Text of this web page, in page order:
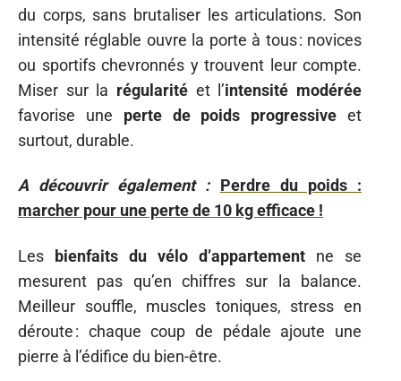
du corps, sans brutaliser les articulations. Son
intensité réglable ouvre la porte à tous : novices
ou sportifs chevronnés y trouvent leur compte.
Miser sur la régularité et l’intensité modérée
favorise une perte de poids progressive et
surtout, durable.
A découvrir également : Perdre du poids :
marcher pour une perte de 10 kg efficace !
Les bienfaits du vélo d’appartement ne se
mesurent pas qu’en chiffres sur la balance.
Meilleur souffle, muscles toniques, stress en
déroute : chaque coup de pédale ajoute une
pierre à l’édifice du bien-être.